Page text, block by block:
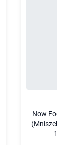
Now